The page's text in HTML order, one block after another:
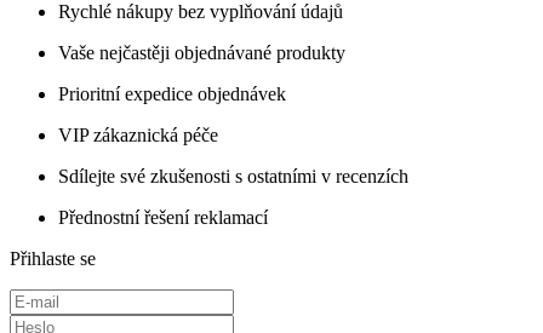
Rychlé nákupy bez vyplňování údajů
Vaše nejčastěji objednávané produkty
Prioritní expedice objednávek
VIP zákaznická péče
Sdílejte své zkušenosti s ostatními v recenzích
Přednostní řešení reklamací
Přihlaste se